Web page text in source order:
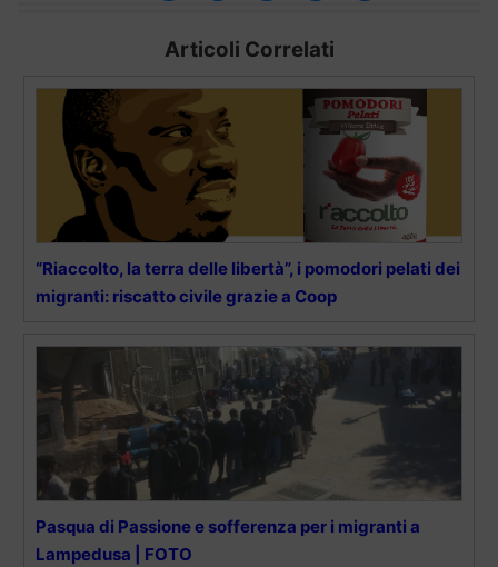
Articoli Correlati
“Riaccolto, la terra delle libertà”, i pomodori pelati dei
migranti: riscatto civile grazie a Coop
Pasqua di Passione e sofferenza per i migranti a
Lampedusa | FOTO